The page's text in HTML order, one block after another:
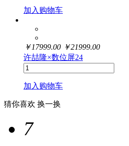
加入购物车
￥17999.00 ￥21999.00
许喆隆×数位屏24
加入购物车
猜你喜欢 换一换
7